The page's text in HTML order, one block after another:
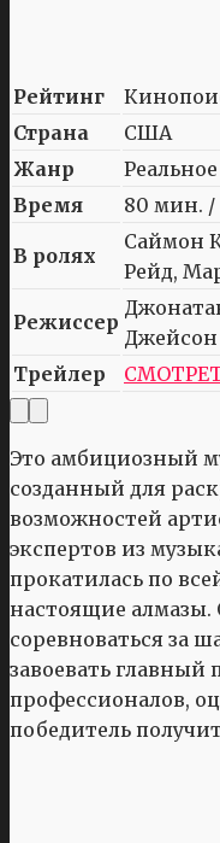
Рейтинг
Страна
США
Жанр
Время
80 мин. /
В ролях
Саймон
Рейд,
Режиссер
Джейсон
Трейлер
Это амбициозный
созданный для
возможностей
экспертов из
прокатилась по
настоящие алмазы.
соревноваться за
завоевать
профессионалов,
победитель